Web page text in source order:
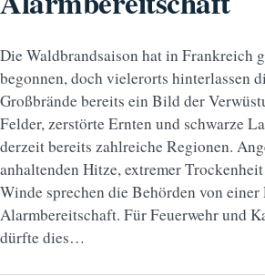
Die Waldbrandsaison hat in Frankreich
begonnen, doch vielerorts hinterlassen
Großbrände bereits ein Bild der
Felder, zerstörte Ernten und schwarze
derzeit bereits zahlreiche Regionen.
anhaltenden Hitze, extremer
Winde sprechen die Behörden von einer
Alarmbereitschaft. Für Feuerwehr und
dürfte dies…